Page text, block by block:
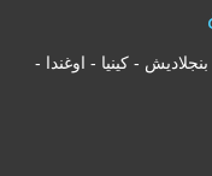
- كينيا - اوغندا -